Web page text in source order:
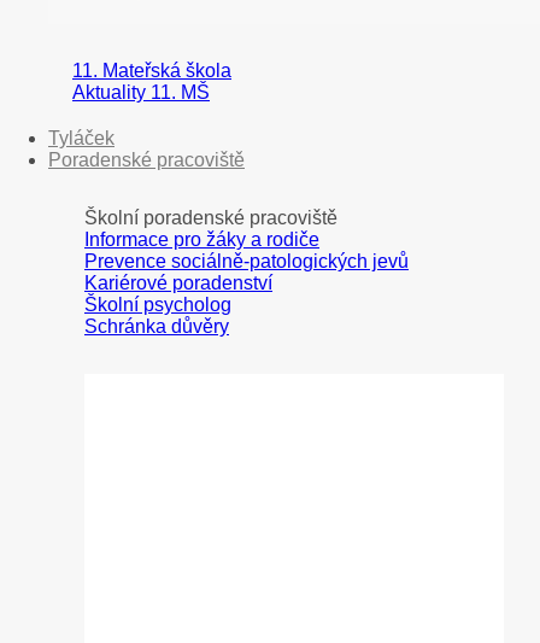
11. Mateřská škola
Aktuality 11. MŠ
Tyláček
Poradenské pracoviště
Školní poradenské pracoviště
Informace pro žáky a rodiče
Prevence sociálně-patologických jevů
Kariérové poradenství
Školní psycholog
Schránka důvěry